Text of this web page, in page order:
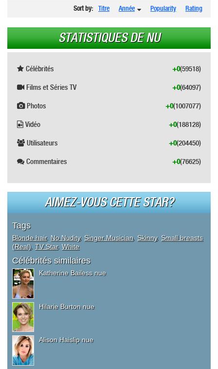
Sort by: Titre Année Popularity Rating
STATISTIQUES DE NU
Célébrités (59518)
+0
Films et Séries TV (64097)
+0
Photos (1007077)
+0
Vidéo (188128)
+0
Utilisateurs (204450)
+0
Commentaires (76625)
+0
AIMEZ-VOUS CETTE STAR?
Tags
Blonde hair, No Nudity, Singer Musician Skinny, Small breasts
(Real) TV Star, White
Célébrités similaires
Katherine Bailess nue
Hilarie Burton nue
Alison Haislip nue